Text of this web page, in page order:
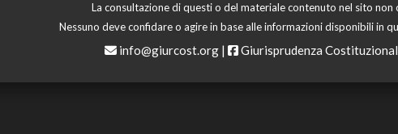
La consultazione di questi o del materiale contenuto nel sito non
Nessuno deve confidare o agire in base alle informazioni disponibili in
info@giurcost.org | Giurisprudenza